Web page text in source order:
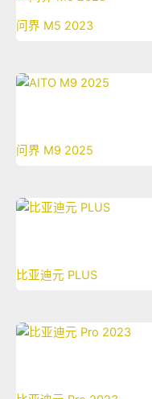
问界 M5 2023
问界 M9 2025
比亚迪元 PLUS